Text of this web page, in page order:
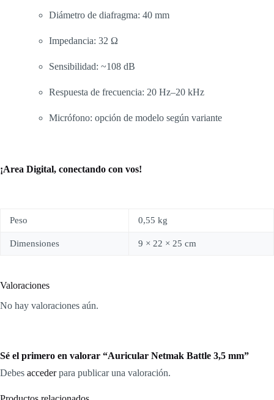
Diámetro de diafragma: 40 mm
Impedancia: 32 Ω
Sensibilidad: ~108 dB
Respuesta de frecuencia: 20 Hz–20 kHz
Micrófono: opción de modelo según variante
¡Area Digital, conectando con vos!
Peso 0,55 kg
Dimensiones 9 × 22 × 25 cm
Valoraciones
No hay valoraciones aún.
Sé el primero en valorar “Auricular Netmak Battle 3,5 mm”
Debes accederpara publicar una valoración.